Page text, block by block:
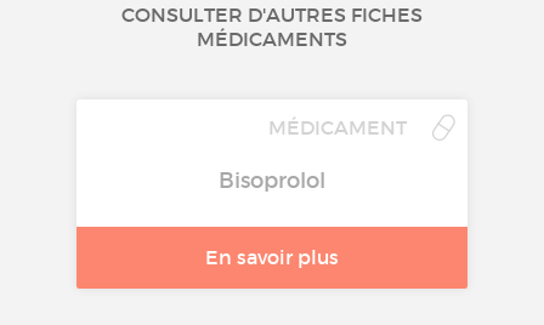
CONSULTER D'AUTRES FICHES
MÉDICAMENTS
MÉDICAMENT
Bisoprolol
En savoir plus